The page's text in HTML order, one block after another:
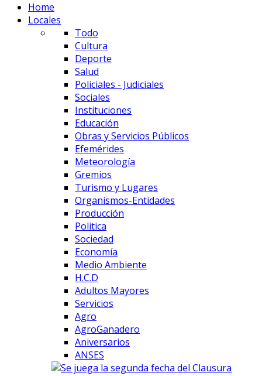
Home
Locales
Todo
Cultura
Deporte
Salud
Policiales - Judiciales
Sociales
Instituciones
Educación
Obras y Servicios Públicos
Efemérides
Meteorología
Gremios
Turismo y Lugares
Organismos-Entidades
Producción
Politica
Sociedad
Economía
Medio Ambiente
H.C.D
Adultos Mayores
Servicios
Agro
AgroGanadero
Aniversarios
ANSES